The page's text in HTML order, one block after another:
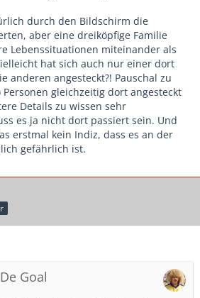
durch den Bildschirm die
aber eine dreiköpfige Familie
Lebenssituationen miteinander als
hat sich auch nur einer dort
anderen angesteckt?! Pauschal zu
Personen gleichzeitig dort angesteckt
Details zu wissen sehr
es ja nicht dort passiert sein. Und
erstmal kein Indiz, dass es an der
gefährlich ist.
Goal